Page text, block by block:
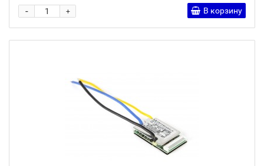
+
- В корзину